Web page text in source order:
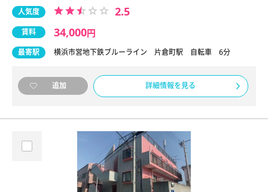
人気度 2.5
賃料 34,000円
最寄駅 横浜市営地下鉄ブルーライン 片倉町駅 自転車 6分
追加 詳細情報を見る